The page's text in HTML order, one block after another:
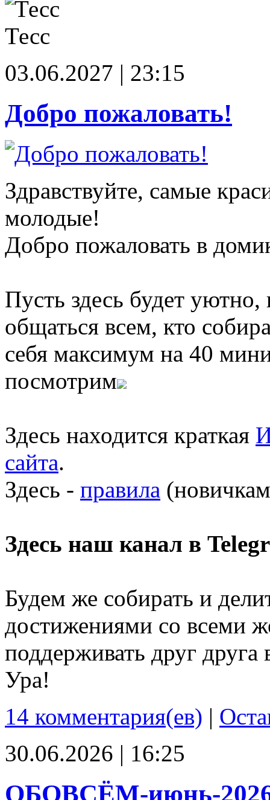
Тесс
03.06.2027 | 23:15
Добро пожаловать!
Здравствуйте, самые
молодые!
Добро пожаловать в
Пусть здесь будет
общаться всем, кто
себя максимум на 40
посмотрим
Здесь находится краткая
сайта.
Здесь - правила
Здесь наш канал в
Будем же собирать и
достижениями со всеми
поддерживать друг
Ура!
14 комментария(ев) |
30.06.2026 | 16:25
ОБОВСЁМ-июнь-